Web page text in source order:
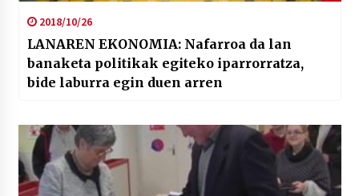
2018/10/26
LANAREN EKONOMIA: Nafarroa da lan
banaketa politikak egiteko iparrorratza,
bide laburra egin duen arren